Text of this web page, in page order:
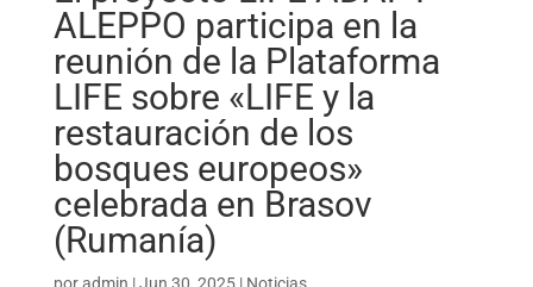
ALEPPO participa en la
reunión de la Plataforma
LIFE sobre «LIFE y la
restauración de los
bosques europeos»
celebrada en Brasov
(Rumanía)